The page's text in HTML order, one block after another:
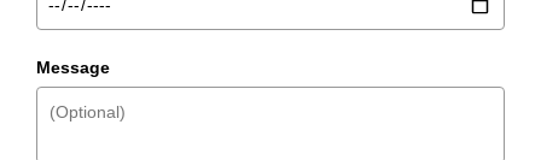
Message